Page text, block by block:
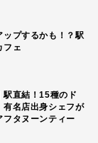
ップするかも！？駅
フェ
駅直結！15種のド
有名店出身シェフが
フタヌーンティー